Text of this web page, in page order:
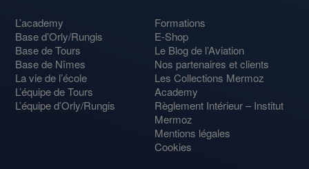
L’academy
Base d’Orly/Rungis
Base de Tours
Base de Nîmes
La vie de l’école
L’équipe de Tours
L’équipe d’Orly/Rungis
Formations
E-Shop
Le Blog de l’Aviation
Nos partenaires et clients
Les Collections Mermoz
Academy
Règlement Intérieur – Institut
Mermoz
Mentions légales
Cookies